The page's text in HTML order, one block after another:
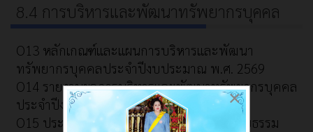
8.4 การบริหารและพัฒนาทรัพยากรบุคคล
O13 หลักเกณฑ์และแผนการบริหารและพัฒนา
ทรัพยากรบุคคลประจำปีงบประมาณ พ.ศ. 2569
O14 รายงานผลการบริหารและพัฒนาทรัพยากรบุคคล
ประจำปีงบประมาณ พ.ศ. 2568
O15 ประมวลจริยธรรม และการขับเคลื่อนจริยธรรม
×